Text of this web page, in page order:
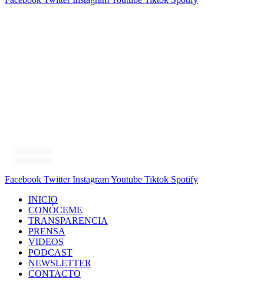
Facebook Twitter InstagramYoutube Tiktok Spotify
INICIO
CONÓCEME
TRANSPARENCIA
PRENSA
VIDEOS
PODCAST
NEWSLETTER
CONTACTO